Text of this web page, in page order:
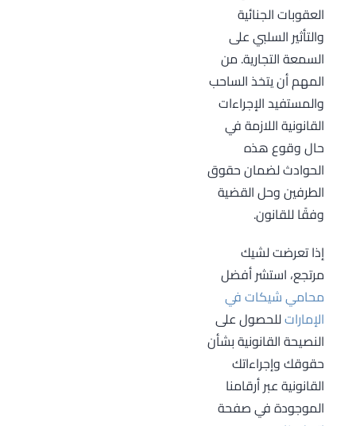
صحة التوقيع
والمعلومات
المدونة على
الشيك.
العقوبات الجنائية
والتأثير السلبي على
السمعة التجارية. من
المهم أن يتخذ الساحب
والمستفيد الإجراءات
القانونية اللازمة في
حال وقوع هذه
الحوادث لضمان حقوق
الطرفين وحل القضية
وفقًا للقانون.
إذا تعرضت لشيك
مرتجع، استشر أفضل
محامي شيكات في
الإماراتللحصول على
النصيحة القانونية بشأن
حقوقك وإجراءاتك
القانونية عبر أرقامنا
الموجودة في صفحة